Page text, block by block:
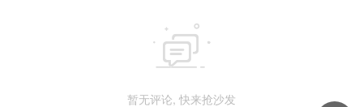

暂无评论, 快来抢沙发